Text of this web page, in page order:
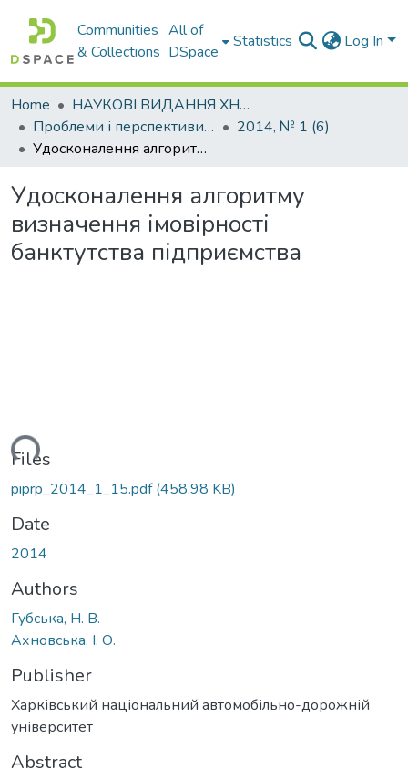
Communities
& Collections
All of
DSpace
Statistics Log In
Home
НАУКОВІ ВИДАННЯ ХНАДУ
Проблеми і перспективи розвитку підприємництва
2014, № 1 (6)
Удосконалення алгоритму визначення імовірності банктутства підприємства
Удосконалення алгоритму
визначення імовірності
банктутства підприємства
Files
piprp_2014_1_15.pdf(458.98 KB)
Date
2014
Authors
Губська, Н. В.
Ахновська, І. О.
Publisher
Харківський національний автомобільно-дорожній
університет
Abstract